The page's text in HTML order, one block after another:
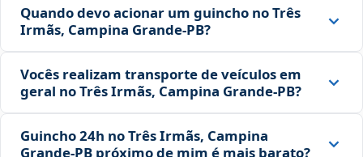
Quando devo acionar um guincho no Três
Irmãs, Campina Grande‑PB?
Vocês realizam transporte de veículos em
geral no Três Irmãs, Campina Grande‑PB?
Guincho 24h no Três Irmãs, Campina
Grande‑PB próximo de mim é mais barato?